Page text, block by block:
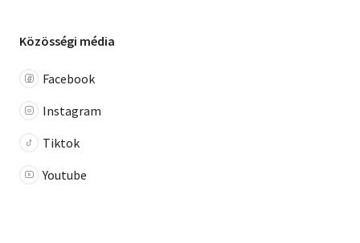
Közösségi média
Facebook
Instagram
Tiktok
Youtube